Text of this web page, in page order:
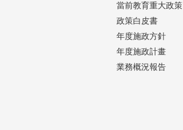
當前教育重大政策
政策白皮書
年度施政方針
年度施政計畫
業務概況報告